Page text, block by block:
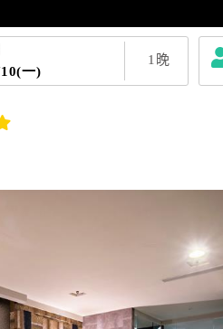
一)
1 晚